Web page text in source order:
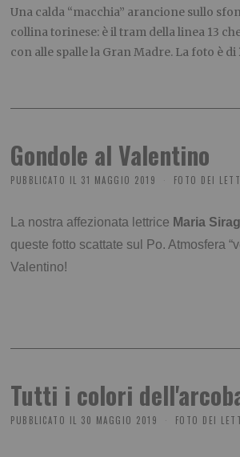
Una calda “macchia” arancione sullo
collina torinese: è il tram della linea 13
con alle spalle la Gran Madre. La foto è di
Gondole al Valentino
PUBBLICATO IL 31 MAGGIO 2019 FOTO DEI
La nostra affezionata lettrice Maria
queste fotto scattate sul Po. Atmosfera
Valentino!
Tutti i colori
PUBBLICATO IL 30 MAGGIO 2019 FOTO DEI